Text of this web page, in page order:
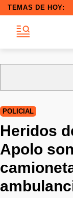
TEMAS DE HOY:
POLICIAL
Heridos
Apolo